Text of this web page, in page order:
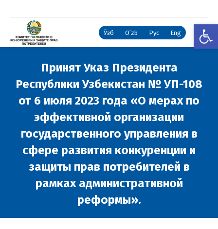
Ўзб Oʻzb Рус Eng
Принят Указ Президента
Республики Узбекистан № УП-108
от 6 июля 2023 года «О мерах по
эффективной организации
государственного управления в
сфере развития конкуренции и
защиты прав потребителей в
рамках административной
реформы».